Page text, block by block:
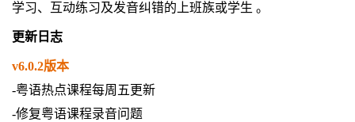
学习、互动练习及发音纠错的上班族或学生 。‌‌
更新日志
v6.0.2版本
-粤语热点课程每周五更新
-修复粤语课程录音问题